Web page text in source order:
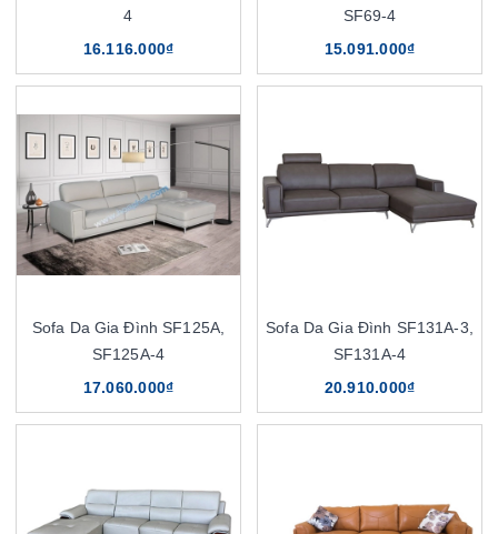
4
16.116.000₫
SF69-4
15.091.000₫
Sofa Da Gia Đình SF125A,
SF125A-4
17.060.000₫
Sofa Da Gia Đình SF131A-3,
SF131A-4
20.910.000₫